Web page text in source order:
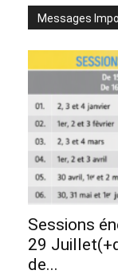
Messages
Sessions
29
de...